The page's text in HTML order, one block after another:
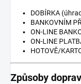
DOBÍRKA
BANKOVNÍM
ON-LINE
ON-LINE
HOTOVĚ/
Způsoby